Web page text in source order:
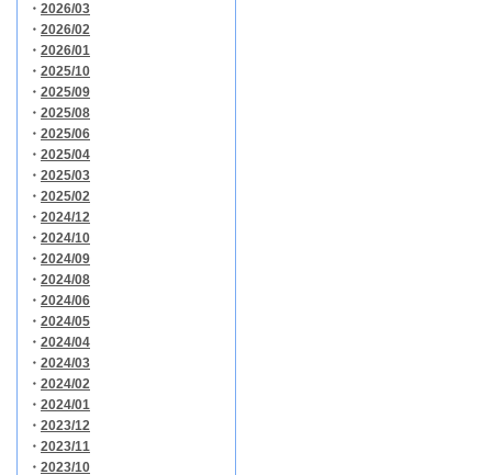
・ 2026/03
・ 2026/02
・ 2026/01
・ 2025/10
・ 2025/09
・ 2025/08
・ 2025/06
・ 2025/04
・ 2025/03
・ 2025/02
・ 2024/12
・ 2024/10
・ 2024/09
・ 2024/08
・ 2024/06
・ 2024/05
・ 2024/04
・ 2024/03
・ 2024/02
・ 2024/01
・ 2023/12
・ 2023/11
・ 2023/10